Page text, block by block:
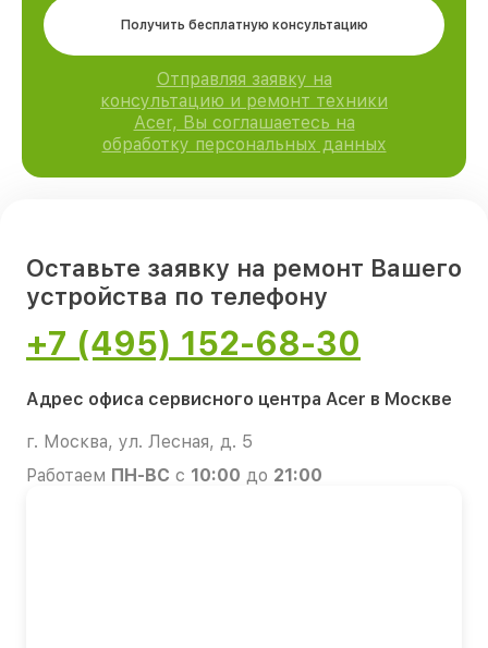
Получить бесплатную консультацию
Отправляя заявку на
консультацию и ремонт техники
Acer, Вы соглашаетесь на
обработку персональных данных
Оставьте заявку на ремонт Вашего
устройства по телефону
+7 (495) 152-68-30
Адрес офиса сервисного центра Acer в Москве
г. Москва, ул. Лесная, д. 5
Работаем ПН-ВС с 10:00 до 21:00